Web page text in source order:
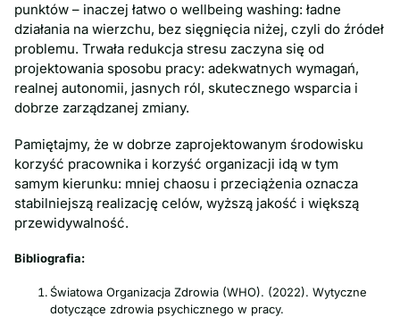
punktów – inaczej łatwo o wellbeing washing: ładne
działania na wierzchu, bez sięgnięcia niżej, czyli do źródeł
problemu. Trwała redukcja stresu zaczyna się od
projektowania sposobu pracy: adekwatnych wymagań,
realnej autonomii, jasnych ról, skutecznego wsparcia i
dobrze zarządzanej zmiany.
Pamiętajmy, że w dobrze zaprojektowanym środowisku
korzyść pracownika i korzyść organizacji idą w tym
samym kierunku: mniej chaosu i przeciążenia oznacza
stabilniejszą realizację celów, wyższą jakość i większą
przewidywalność.
Bibliografia:
Światowa Organizacja Zdrowia (WHO). (2022). Wytyczne
dotyczące zdrowia psychicznego w pracy.